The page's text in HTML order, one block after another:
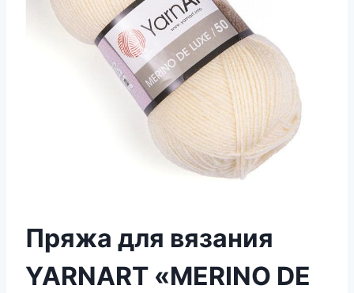
Пряжа для вязания
YARNART «MERINO DE